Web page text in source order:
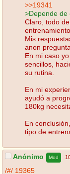
>>19341
>Depende de
Claro, todo
Mis
anon
En mi caso
sencillos,
su rutina.
En mi
ayudó a
180kg
En
tipo de
Anónimo Mod
/#/ 19365